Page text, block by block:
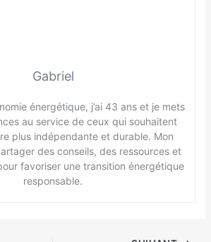
Gabriel
énergétique, j’ai 43 ans et je mets
au service de ceux qui souhaitent
plus indépendante et durable. Mon
des conseils, des ressources et
favoriser une transition énergétique
responsable.